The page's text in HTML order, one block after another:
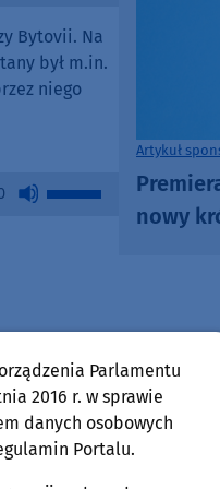
Arrow
keys
to
increase
volume.
Bytovii. Na
był m.in.
niego
Use
decrease
volume.
oraz
Dzieci
Artykuł
nowy
piątek,
Parlamentu
2016 r. w sprawie
danych osobowych
Portalu.